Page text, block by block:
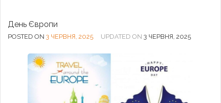
День Європи
POSTED ON 3 ЧЕРВНЯ, 2025 UPDATED ON 3 ЧЕРВНЯ, 2025